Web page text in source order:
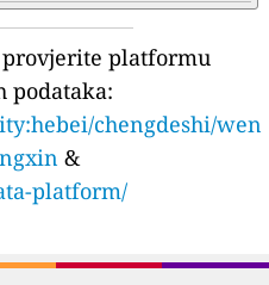
platformu
podataka:
chengdeshi/wen
&
platform/